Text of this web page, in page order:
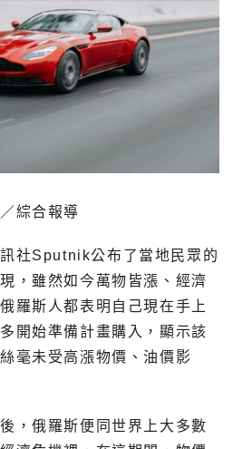
綜合報導
社Sputnik公布了當地民眾的
，雖然如今萬物皆漲、經濟
羅斯人都表明自己現在手上
開始準備計畫購入，顯示該
毫未受高漲物價、油價影
，俄羅斯便同世界上大多數